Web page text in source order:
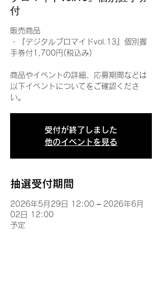
付
販売商品
・『デジタルブロマイドvol.13』個別握
手券付1,700円(税込み)
商品やイベントの詳細、応募期間などは
以下イベントについてをご確認くださ
い。
受付が終了しました
他のイベントを見る
抽選受付期間
2026年5月29日 12:00 – 2026年6月
02日 12:00
予定